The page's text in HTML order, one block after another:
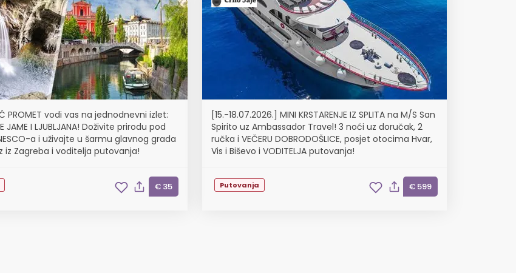
PROMET vodi vas na jednodnevni izlet:
JAME I LJUBLJANA! Doživite prirodu pod
a i uživajte u šarmu glavnog grada
iz Zagreba i voditelja putovanja!
€ 35
[15.-18.07.2026.] MINI KRSTARENJE IZ SPLITA na M/S San
Spirito uz Ambassador Travel! 3 noći uz doručak, 2
ručka i VEČERU DOBRODOŠLICE, posjet otocima Hvar,
Vis i Biševo i VODITELJA putovanja!
Putovanja € 599